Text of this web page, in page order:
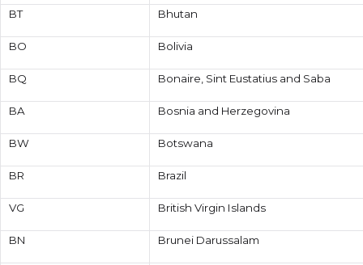
BT Bhutan
BO Bolivia
BQ Bonaire, Sint Eustatius and Saba
BA Bosnia and Herzegovina
BW Botswana
BR Brazil
VG British Virgin Islands
BN Brunei Darussalam